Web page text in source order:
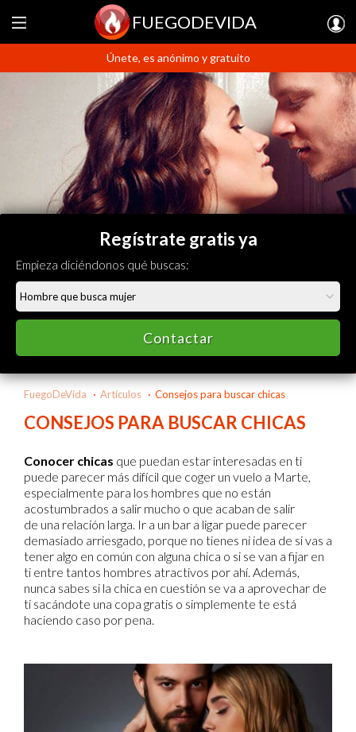
FUEGODEVIDA
Únete, es anónimo y gratuito
Regístrate gratis ya
Empieza diciéndonos qué buscas:
Contactar
FuegoDeVida Artículos Consejos para buscar chicas
CONSEJOS PARA BUSCAR CHICAS
Conocer chicas que puedan estar interesadas en ti
puede parecer más difícil que coger un vuelo a Marte,
especialmente para los hombres que no están
acostumbrados a salir mucho o que acaban de salir
de una relación larga. Ir a un bar a ligar puede parecer
demasiado arriesgado, porque no tienes ni idea de si vas a
tener algo en común con alguna chica o si se van a fijar en
ti entre tantos hombres atractivos por ahí. Además,
nunca sabes si la chica en cuestión se va a aprovechar de
ti sacándote una copa gratis o simplemente te está
haciendo caso por pena.